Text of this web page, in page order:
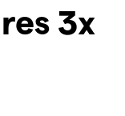
3x